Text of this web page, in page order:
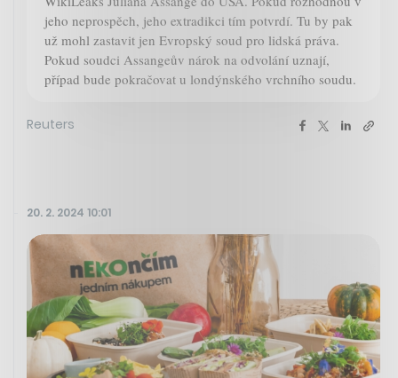
jeho neprospěch, jeho extradikci tím potvrdí. Tu by pak
už mohl zastavit jen Evropský soud pro lidská práva.
Pokud soudci Assangeův nárok na odvolání uznají,
případ bude pokračovat u londýnského vrchního soudu.
Reuters
20. 2. 2024 10:01